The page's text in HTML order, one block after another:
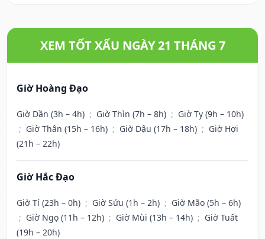
XEM TỐT XẤU NGÀY 21 THÁNG 7
Giờ Hoàng Đạo
Giờ Dần (3h – 4h) ; Giờ Thìn (7h – 8h) ; Giờ Tỵ (9h – 10h)
; Giờ Thân (15h – 16h) ; Giờ Dậu (17h – 18h) ; Giờ Hợi
(21h – 22h)
Giờ Hắc Đạo
Giờ Tí (23h – 0h) ; Giờ Sửu (1h – 2h) ; Giờ Mão (5h – 6h)
; Giờ Ngọ (11h – 12h) ; Giờ Mùi (13h – 14h) ; Giờ Tuất
(19h – 20h)